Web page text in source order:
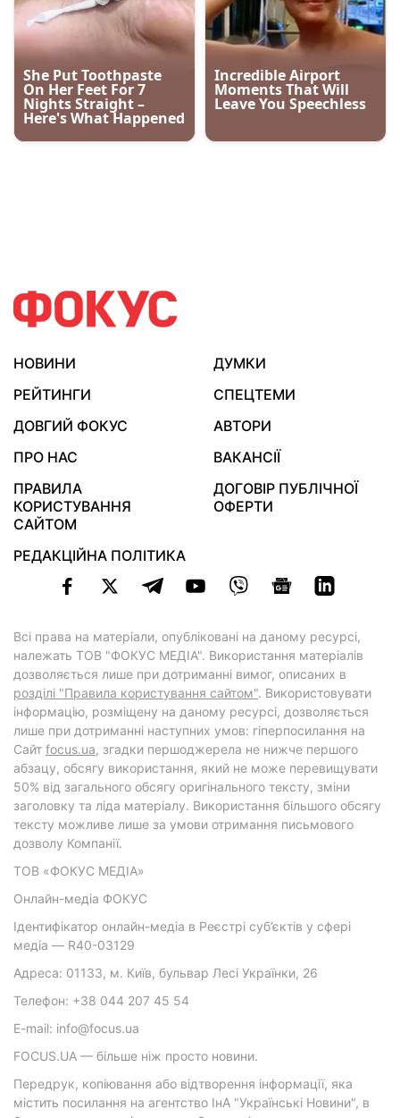
НОВИНИ
ДУМКИ
РЕЙТИНГИ
СПЕЦТЕМИ
ДОВГИЙ ФОКУС
АВТОРИ
ПРО НАС
ВАКАНСІЇ
ПРАВИЛА
КОРИСТУВАННЯ
САЙТОМ
ДОГОВІР ПУБЛІЧНОЇ
ОФЕРТИ
РЕДАКЦІЙНА ПОЛІТИКА
Всі права на матеріали, опубліковані на даному ресурсі,
належать ТОВ "ФОКУС МЕДІА". Використання матеріалів
дозволяється лише при дотриманні вимог, описаних в
розділі "Правила користування сайтом". Використовувати
інформацію, розміщену на даному ресурсі, дозволяється
лише при дотриманні наступних умов: гіперпосилання на
Cайт focus.ua, згадки першоджерела не нижче першого
абзацу, обсягу використання, який не може перевищувати
50% від загального обсягу оригінального тексту, зміни
заголовку та ліда матеріалу. Використання більшого обсягу
тексту можливе лише за умови отримання письмового
дозволу Компанії.
ТОВ «ФОКУС МЕДІА»
Онлайн-медіа ФОКУС
Ідентифікатор онлайн-медіа в Реєстрі суб’єктів у сфері
медіа — R40-03129
Адреса: 01133, м. Київ, бульвар Лесі Українки, 26
Телефон: +38 044 207 45 54
E-mail: info@focus.ua
FOCUS.UA — більше ніж просто новини.
Передрук, копіювання або відтворення інформації, яка
містить посилання на агентство ІнА "Українські Новини", в